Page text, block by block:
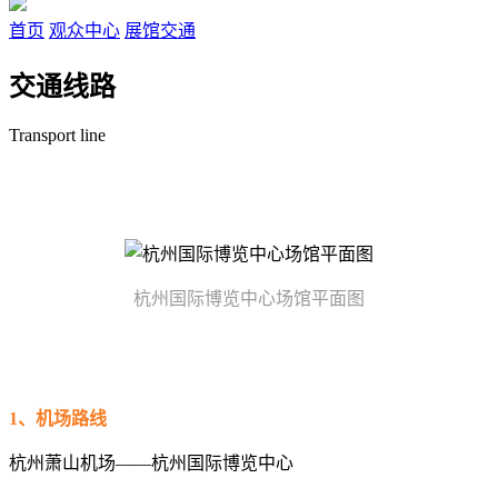
首页 观众中心 展馆交通
交通线路
Transport line
杭州国际博览中心场馆平面图
1、机场路线
杭州萧山机场——杭州国际博览中心